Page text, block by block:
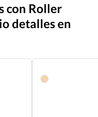
con Roller
detalles en